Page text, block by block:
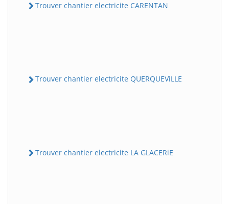
Trouver chantier electricite CARENTAN
Trouver chantier electricite QUERQUEViLLE
Trouver chantier electricite LA GLACERiE